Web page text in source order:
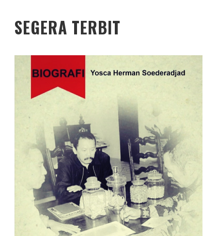
SEGERA TERBIT